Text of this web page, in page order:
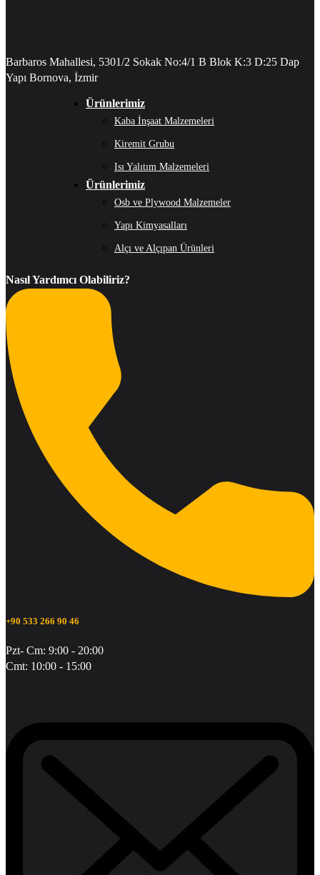
Barbaros Mahallesi, 5301/2 Sokak No:4/1 B Blok K:3 D:25 Dap
Yapı Bornova, İzmir
Ürünlerimiz
Kaba İnşaat Malzemeleri
Kiremit Grubu
Isı Yalıtım Malzemeleri
Ürünlerimiz
Osb ve Plywood Malzemeler
Yapı Kimyasalları
Alçı ve Alçıpan Ürünleri
Nasıl Yardımcı Olabiliriz?
+90 533 266 90 46
Pzt- Cm: 9:00 - 20:00
Cmt: 10:00 - 15:00